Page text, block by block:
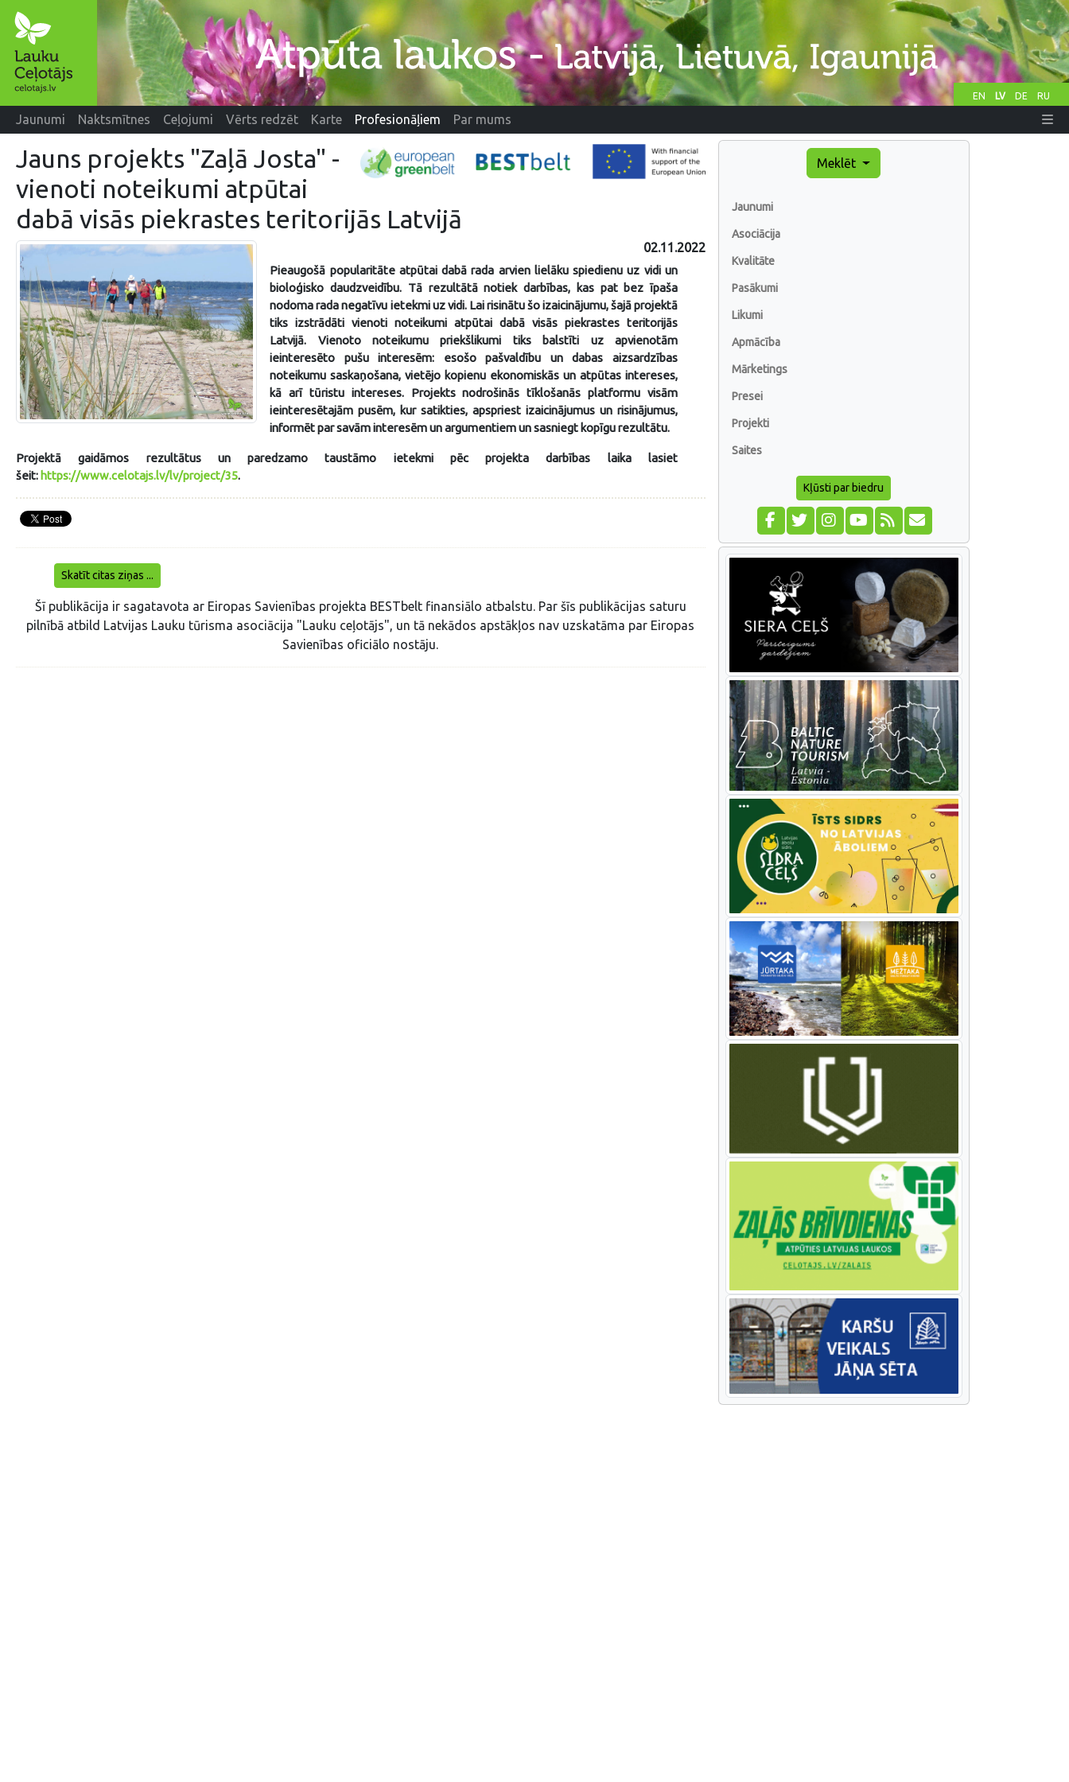
EN LV DE RU
Jaunumi Naktsmītnes Ceļojumi Vērts redzēt Karte Profesionāļiem Par mums
Jauns projekts "Zaļā Josta" -
vienoti noteikumi atpūtai
dabā visās piekrastes teritorijās Latvijā
02.11.2022
Pieaugošā popularitāte atpūtai dabā rada arvien lielāku spiedienu uz vidi un
bioloģisko daudzveidību. Tā rezultātā notiek darbības, kas pat bez īpaša
nodoma rada negatīvu ietekmi uz vidi. Lai risinātu šo izaicinājumu, šajā projektā
tiks izstrādāti vienoti noteikumi atpūtai dabā visās piekrastes teritorijās
Latvijā. Vienoto noteikumu priekšlikumi tiks balstīti uz apvienotām
ieinteresēto pušu interesēm: esošo pašvaldību un dabas aizsardzības
noteikumu saskaņošana, vietējo kopienu ekonomiskās un atpūtas intereses,
kā arī tūristu intereses. Projekts nodrošinās tīklošanās platformu visām
ieinteresētajām pusēm, kur satikties, apspriest izaicinājumus un risinājumus,
informēt par savām interesēm un argumentiem un sasniegt kopīgu rezultātu.
Projektā gaidāmos rezultātus un paredzamo taustāmo ietekmi pēc projekta darbības laika lasiet
šeit: https://www.celotajs.lv/lv/project/35.
Skatīt citas ziņas ...
Šī publikācija ir sagatavota ar Eiropas Savienības projekta BESTbelt finansiālo atbalstu. Par šīs publikācijas saturu
pilnībā atbild Latvijas Lauku tūrisma asociācija "Lauku ceļotājs", un tā nekādos apstākļos nav uzskatāma par Eiropas
Savienības oficiālo nostāju.
Meklēt
Jaunumi
Asociācija
Kvalitāte
Pasākumi
Likumi
Apmācība
Mārketings
Presei
Projekti
Saites
Kļūsti par biedru